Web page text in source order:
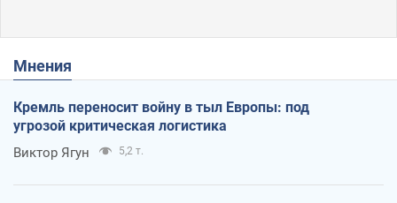
Мнения
Кремль переносит войну в тыл Европы: под
угрозой критическая логистика
Виктор Ягун 5,2 т.